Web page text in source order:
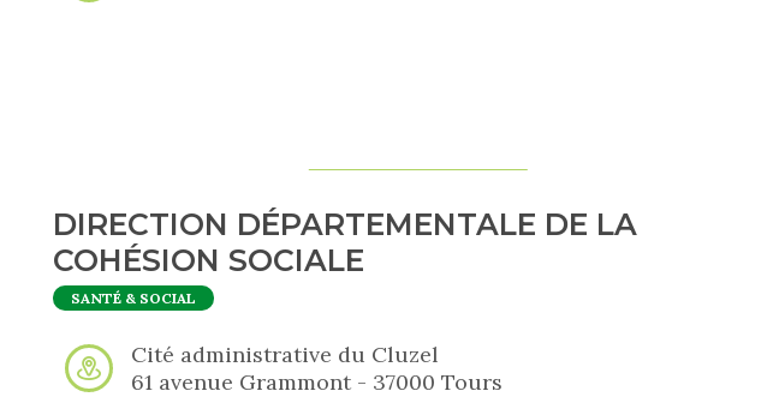
DIRECTION DÉPARTEMENTALE DE LA
COHÉSION SOCIALE
SANTÉ & SOCIAL
Cité administrative du Cluzel
61 avenue Grammont - 37000 Tours